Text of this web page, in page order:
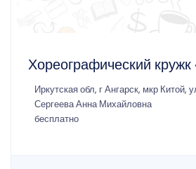
Хореографический кружк
Иркутская обл, г Ангарск, мкр Китой,
Сергеева Анна Михайловна
бесплатно